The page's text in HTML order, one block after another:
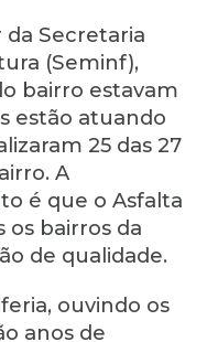
Secretaria
(Seminf),
bairro estavam
estão atuando
25 das 27
A
é que o Asfalta
os bairros da
de qualidade.
ouvindo os
anos de